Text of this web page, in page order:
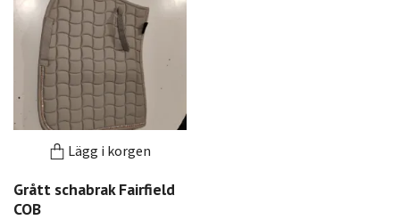
Lägg i korgen
Grått schabrak Fairfield
COB